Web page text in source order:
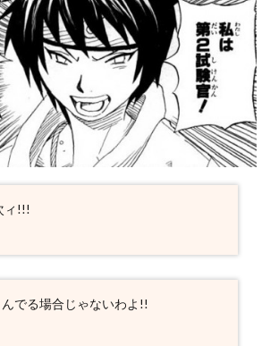
ィ!!!
でる場合じゃないわよ!!